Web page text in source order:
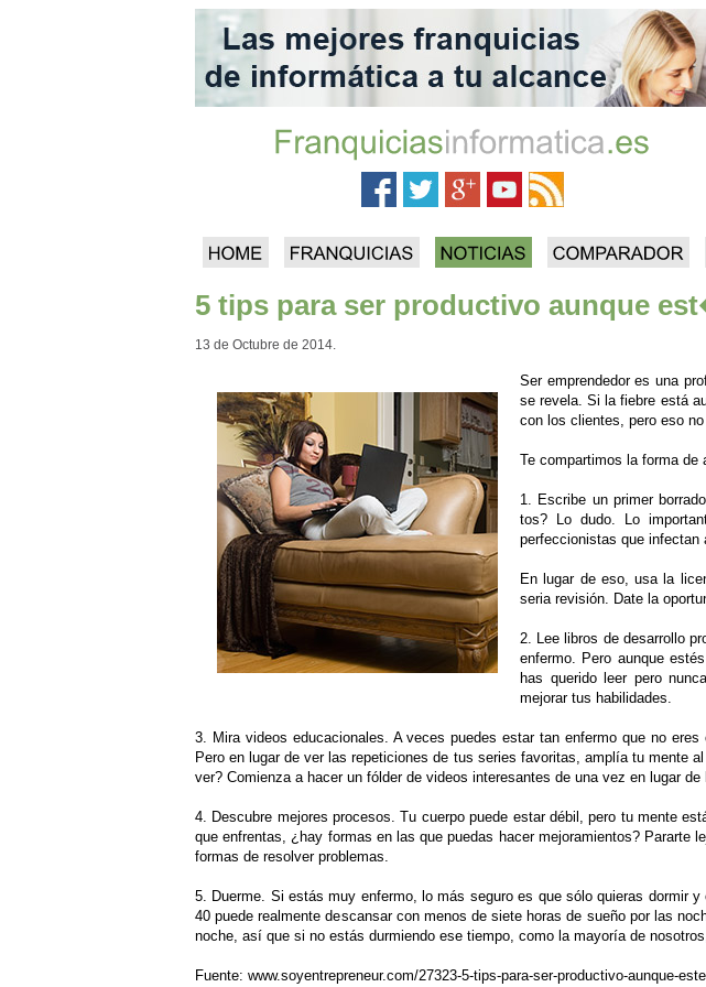
5 tips para ser productivo aunque
13 de Octubre de 2014.
Ser emprendedor es una
se revela. Si la fiebre está
con los clientes, pero eso
Te compartimos la forma de
1. Escribe un primer
tos? Lo dudo. Lo
perfeccionistas que infectan
En lugar de eso, usa la
seria revisión. Date la
2. Lee libros de desarrollo
enfermo. Pero aunque
has querido leer pero
mejorar tus habilidades.
3. Mira videos educacionales. A veces puedes estar tan enfermo que no
Pero en lugar de ver las repeticiones de tus series favoritas, amplía tu mente
ver? Comienza a hacer un fólder de videos interesantes de una vez en lugar
4. Descubre mejores procesos. Tu cuerpo puede estar débil, pero tu mente
que enfrentas, ¿hay formas en las que puedas hacer mejoramientos? Pararte
formas de resolver problemas.
5. Duerme. Si estás muy enfermo, lo más seguro es que sólo quieras dormir
40 puede realmente descansar con menos de siete horas de sueño por las
noche, así que si no estás durmiendo ese tiempo, como la mayoría de
Fuente: www.soyentrepreneur.com/27323-5-tips-para-ser-productivo-aunque-